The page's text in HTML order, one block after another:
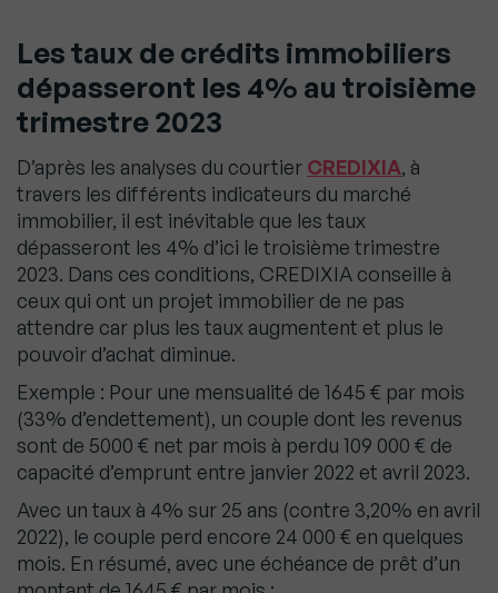
Les taux de crédits immobiliers
dépasseront les 4% au troisième
trimestre 2023
D’après les analyses du courtier CREDIXIA, à
travers les différents indicateurs du marché
immobilier, il est inévitable que les taux
dépasseront les 4% d’ici le troisième trimestre
2023. Dans ces conditions, CREDIXIA conseille à
ceux qui ont un projet immobilier de ne pas
attendre car plus les taux augmentent et plus le
pouvoir d’achat diminue.
Exemple : Pour une mensualité de 1645 € par mois
(33% d’endettement), un couple dont les revenus
sont de 5000 € net par mois à perdu 109 000 € de
capacité d’emprunt entre janvier 2022 et avril 2023.
Avec un taux à 4% sur 25 ans (contre 3,20% en avril
2022), le couple perd encore 24 000 € en quelques
mois. En résumé, avec une échéance de prêt d’un